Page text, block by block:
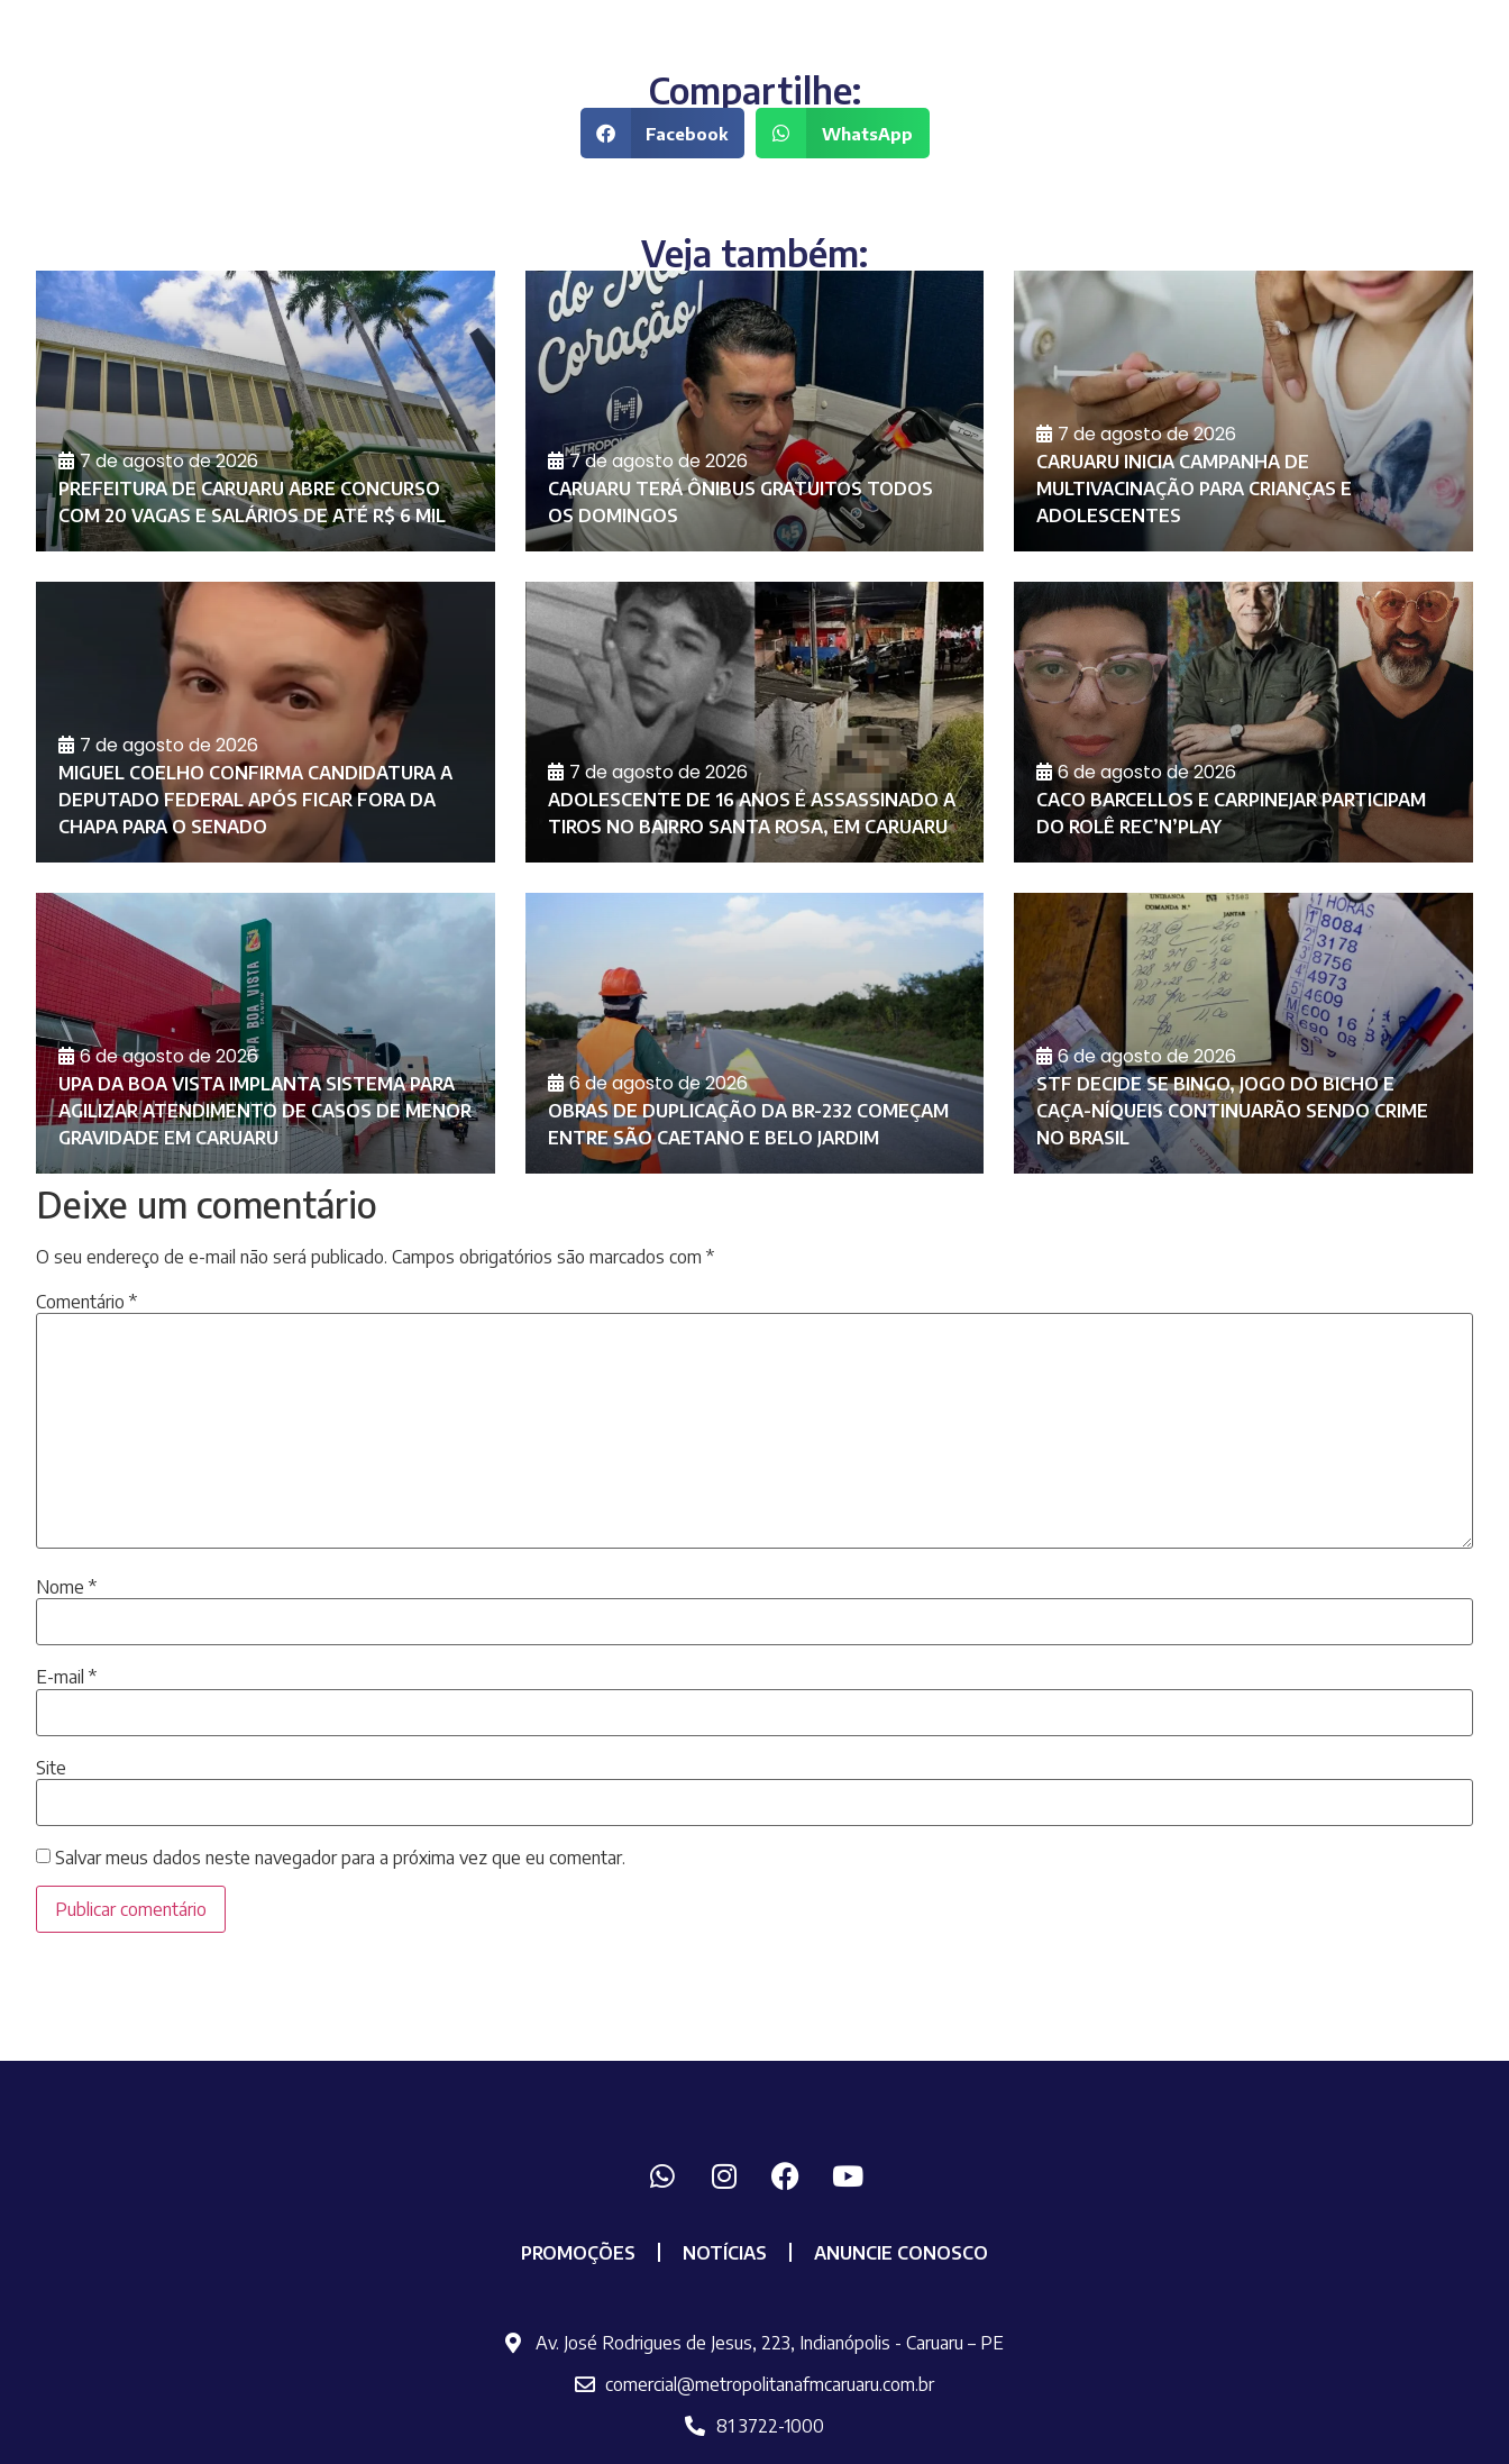
Compartilhe:
Facebook WhatsApp
Veja também:
7 de agosto de 2026
PREFEITURA DE CARUARU ABRE CONCURSO
COM 20 VAGAS E SALÁRIOS DE ATÉ R$ 6 MIL
7 de agosto de 2026
CARUARU TERÁ ÔNIBUS GRATUITOS TODOS
OS DOMINGOS
7 de agosto de 2026
CARUARU INICIA CAMPANHA DE
MULTIVACINAÇÃO PARA CRIANÇAS E
ADOLESCENTES
7 de agosto de 2026
MIGUEL COELHO CONFIRMA CANDIDATURA A
DEPUTADO FEDERAL APÓS FICAR FORA DA
CHAPA PARA O SENADO
7 de agosto de 2026
ADOLESCENTE DE 16 ANOS É ASSASSINADO A
TIROS NO BAIRRO SANTA ROSA, EM CARUARU
6 de agosto de 2026
CACO BARCELLOS E CARPINEJAR PARTICIPAM
DO ROLÊ REC’N’PLAY
6 de agosto de 2026
UPA DA BOA VISTA IMPLANTA SISTEMA PARA
AGILIZAR ATENDIMENTO DE CASOS DE MENOR
GRAVIDADE EM CARUARU
6 de agosto de 2026
OBRAS DE DUPLICAÇÃO DA BR-232 COMEÇAM
ENTRE SÃO CAETANO E BELO JARDIM
6 de agosto de 2026
STF DECIDE SE BINGO, JOGO DO BICHO E
CAÇA-NÍQUEIS CONTINUARÃO SENDO CRIME
NO BRASIL
Deixe um comentário
O seu endereço de e-mail não será publicado. Campos obrigatórios são marcados com *
Comentário *
Nome *
E-mail *
Site
Salvar meus dados neste navegador para a próxima vez que eu comentar.
PROMOÇÕES NOTÍCIAS ANUNCIE CONOSCO
Av. José Rodrigues de Jesus, 223, Indianópolis - Caruaru – PE
comercial@metropolitanafmcaruaru.com.br
81 3722-1000